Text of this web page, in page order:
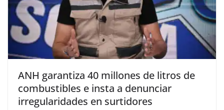
ANH garantiza 40 millones de litros de
combustibles e insta a denunciar
irregularidades en surtidores